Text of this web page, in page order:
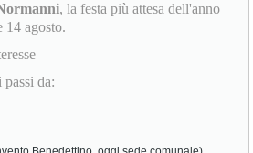
, la festa più attesa dell'anno
14 agosto.
da: